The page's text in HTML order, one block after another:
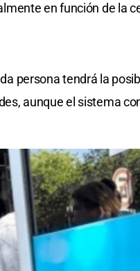
en función de la
persona tendrá la
aunque el sistema